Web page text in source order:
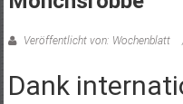
Veröffentlicht von: Wochenblatt
Dank